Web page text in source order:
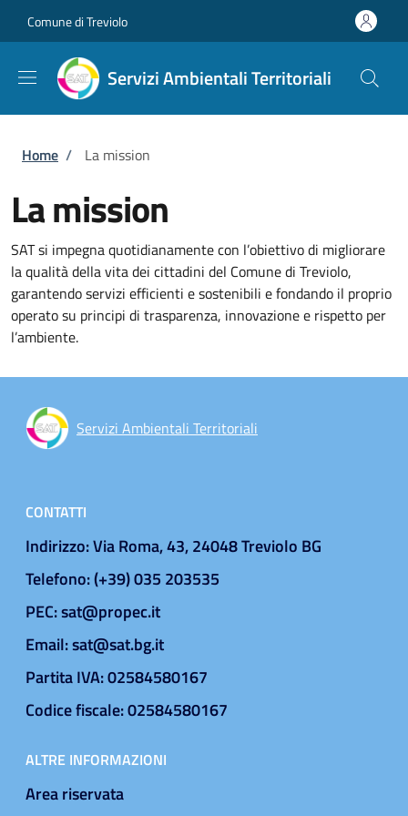
Comune di Treviolo
Servizi Ambientali Territoriali
Briciole di pane
Home / La mission
La mission
SAT si impegna quotidianamente con l’obiettivo di migliorare
la qualità della vita dei cittadini del Comune di Treviolo,
garantendo servizi efficienti e sostenibili e fondando il proprio
operato su principi di trasparenza, innovazione e rispetto per
l’ambiente.
Servizi Ambientali Territoriali
CONTATTI
Indirizzo: Via Roma, 43, 24048 Treviolo BG
Telefono: (+39) 035 203535
PEC: sat@propec.it
Email: sat@sat.bg.it
Partita IVA: 02584580167
Codice fiscale: 02584580167
ALTRE INFORMAZIONI
Area riservata